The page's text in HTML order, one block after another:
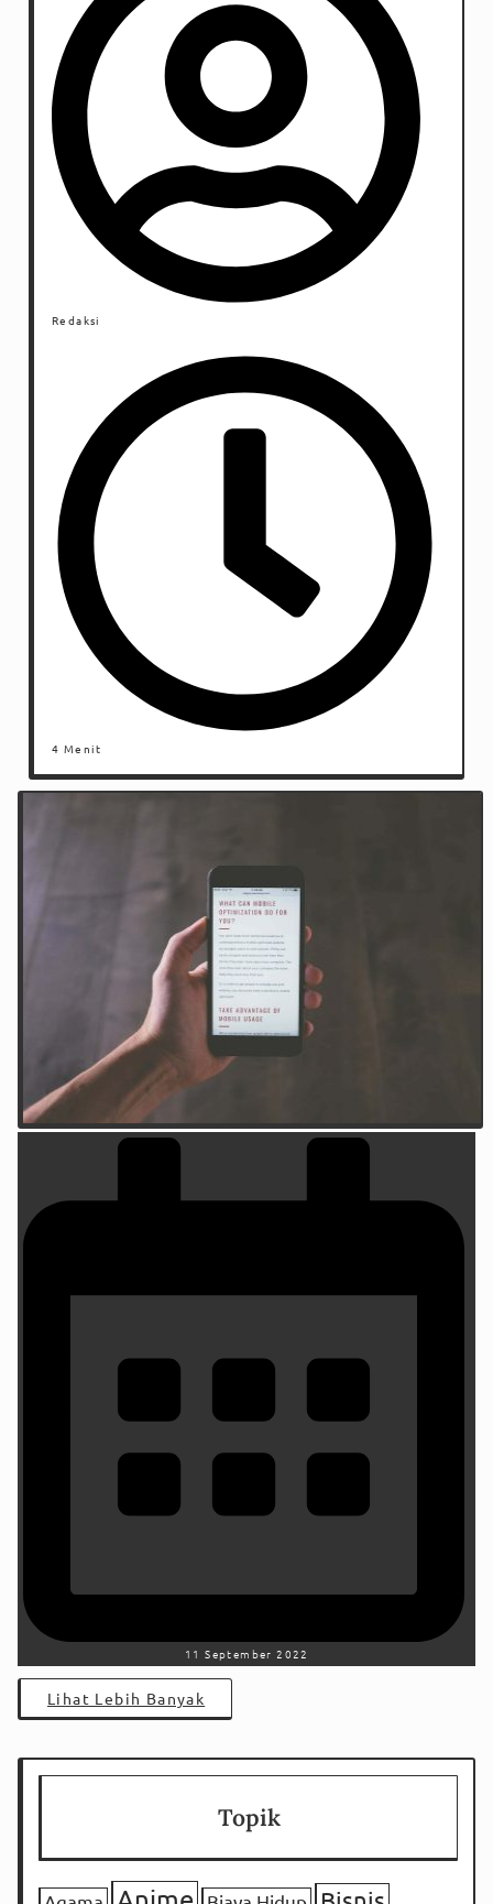
Redaksi
4 Menit
11 September 2022
Lihat Lebih Banyak
Topik